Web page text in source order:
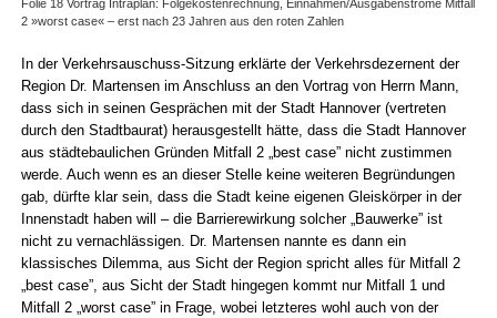
Folie 18 Vortrag Intra­plan: Folge­kosten­rechnung, Ein­­nahmen/Aus­gaben­­ströme Mit­fall
2 »worst case« – erst nach 23 Jahren aus den roten Zahlen
In der Verkehrs­auschuss-Sitzung erklärte der Verkehrs­dezernent der
Region Dr. Martensen im Anschluss an den Vortrag von Herrn Mann,
dass sich in seinen Gesprächen mit der Stadt Hannover (vertreten
durch den Stadt­baurat) heraus­gestellt hätte, dass die Stadt Hannover
aus städte­baulichen Gründen Mitfall 2 „best case” nicht zustimmen
werde. Auch wenn es an dieser Stelle keine weiteren Begrün­dungen
gab, dürfte klar sein, dass die Stadt keine eigenen Gleis­körper in der
Innen­stadt haben will – die Barriere­wirkung solcher „Bau­werke” ist
nicht zu vernach­lässigen. Dr. Martensen nannte es dann ein
klassisches Dilemma, aus Sicht der Region spricht alles für Mitfall 2
„best case”, aus Sicht der Stadt hingegen kommt nur Mitfall 1 und
Mitfall 2 „worst case” in Frage, wobei letzteres wohl auch von der